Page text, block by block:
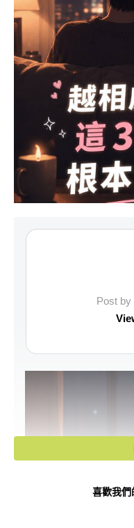
Post by
喜歡我們